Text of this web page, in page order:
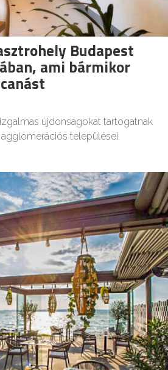
Budapest
ami bármikor
újdonságokat tartogatnak
települései.